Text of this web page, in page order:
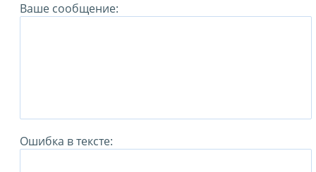
Ваше сообщение:
Ошибка в тексте: